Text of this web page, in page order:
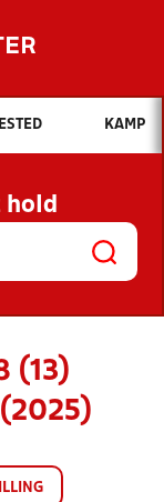
vil du søge efter?
NYHEDER
OG
KAMP
hold
(13)
(2025)